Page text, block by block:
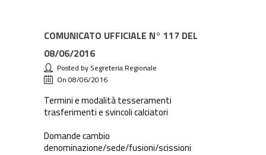
COMUNICATO UFFICIALE N° 117 DEL
08/06/2016
Posted by Segreteria Regionale
On 08/06/2016
Termini e modalità tesseramenti
trasferimenti e svincoli calciatori
Domande cambio
denominazione/sede/fusioni/scissioni